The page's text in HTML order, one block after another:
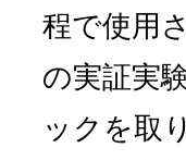
程で使用
の実証実
ックを取